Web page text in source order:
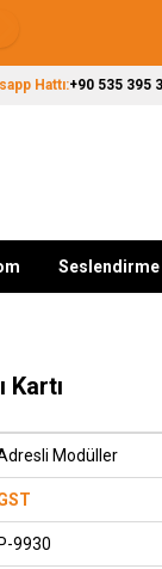
Hattı:+90 535 395
Seslendirme
Kartı
Modüller
9930